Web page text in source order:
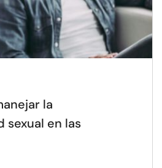
la
en las